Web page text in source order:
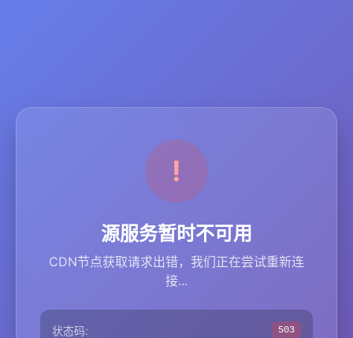
源服务暂时不可用
CDN节点获取请求出错，我们正在尝试重新连
接...
状态码: 503